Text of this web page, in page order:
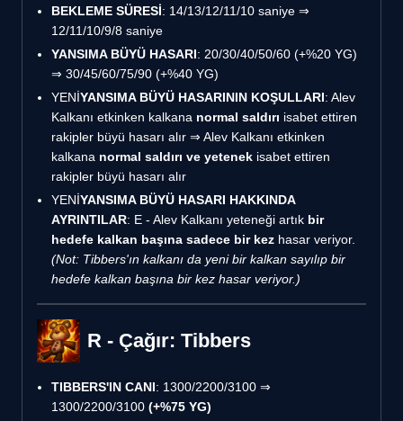
BEKLEME SÜRESİ: 14/13/12/11/10 saniye ⇒
12/11/10/9/8 saniye
YANSIMA BÜYÜ HASARI: 20/30/40/50/60 (+%20 YG)
⇒ 30/45/60/75/90 (+%40 YG)
YENİYANSIMA BÜYÜ HASARININ KOŞULLARI: Alev
Kalkanı etkinken kalkana normal saldırı isabet ettiren
rakipler büyü hasarı alır ⇒ Alev Kalkanı etkinken
kalkana normal saldırı ve yetenek isabet ettiren
rakipler büyü hasarı alır
YENİYANSIMA BÜYÜ HASARI HAKKINDA
AYRINTILAR: E - Alev Kalkanı yeteneği artık bir
hedefe kalkan başına sadece bir kez hasar veriyor.
(Not: Tibbers'ın kalkanı da yeni bir kalkan sayılıp bir
hedefe kalkan başına bir kez hasar veriyor.)
R - Çağır: Tibbers
TIBBERS'IN CANI: 1300/2200/3100 ⇒
1300/2200/3100 (+%75 YG)